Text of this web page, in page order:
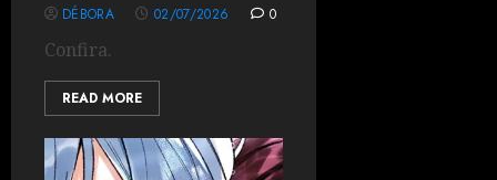
DÉBORA 02/07/2026 0
Confira.
READ MORE